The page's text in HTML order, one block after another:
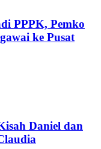
PPPK, Pemko
ke Pusat
Daniel dan